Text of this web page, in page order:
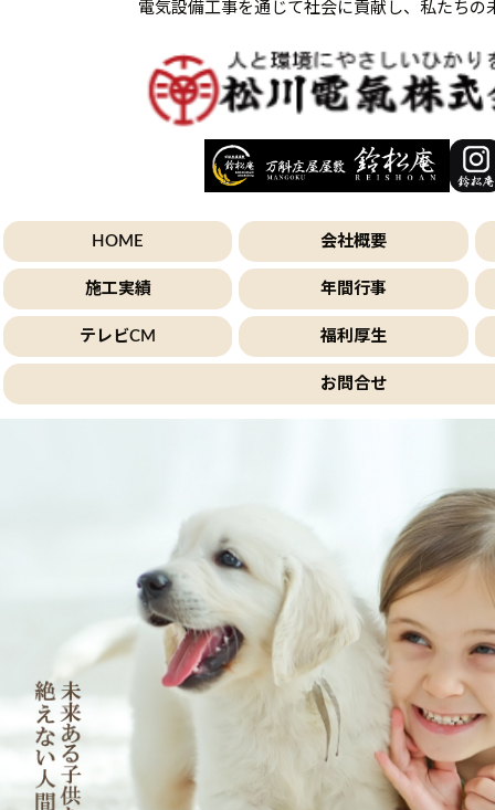
電気設備工事を通じて社会に貢献し、私たちの
HOME 会社概要
施工実績 年間行事
テレビCM 福利厚生
お問合せ